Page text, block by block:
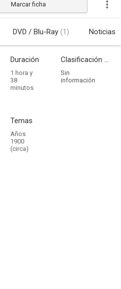
Marcar ficha
DVD / Blu-Ray (1) Noticias
Duración
1 hora y
38
minutos
Clasificación por edades
Sin
información
Temas
Años
1900
(circa)